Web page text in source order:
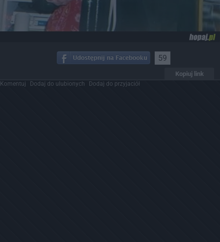
59
Kopiuj link
Komentuj Dodaj do ulubionych Dodaj do przyjaciół